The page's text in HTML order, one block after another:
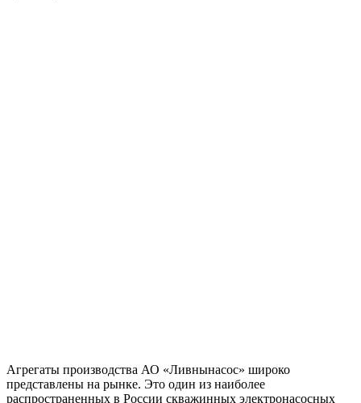
Агрегаты производства АО «Ливнынасос» широко
представлены на рынке. Это один из наиболее
распространенных в России скважинных электронасосных